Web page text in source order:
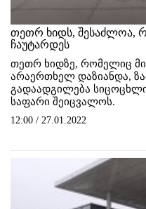
თეთრ ხიდს, შესაძლოა,
ჩაუტარდეს
თეთრ ხიდზე, რომელიც
არაერთხელ დაზიანდა,
გადაადგილება
საფარი შეიცვალოს.
12:00 / 27.01.2022